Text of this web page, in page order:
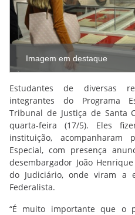
Imagem em destaque
Estudantes de diversas
integrantes do Programa
Tribunal de Justiça de Santa
quarta-feira (17/5). Eles
instituição,
Especial, com presença
desembargador João
do Judiciário, onde viram a
Federalista.
“É muito importante que o